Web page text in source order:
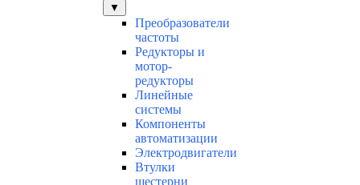
▼
Преобразователи
частоты
Редукторы и
мотор-
редукторы
Линейные
системы
Компоненты
автоматизации
Электродвигатели
Втулки
шестерни